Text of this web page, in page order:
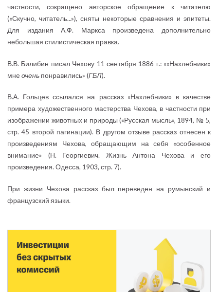
частности, сокращено авторское обращение к читателю
(«Скучно, читатель...»), сняты некоторые сравнения и эпитеты.
Для издания А.Ф. Маркса произведена дополнительно
небольшая стилистическая правка.
В.В. Билибин писал Чехову 11 сентября 1886 г.: ««Нахлебники»
мне очень понравились» (ГБЛ).
В.А. Гольцев ссылался на рассказ «Нахлебники» в качестве
примера художественного мастерства Чехова, в частности при
изображении животных и природы («Русская мысль», 1894, № 5,
стр. 45 второй пагинации). В другом отзыве рассказ отнесен к
произведениям Чехова, обращающим на себя «особенное
внимание» (Н. Георгиевич. Жизнь Антона Чехова и его
произведения. Одесса, 1903, стр. 7).
При жизни Чехова рассказ был переведен на румынский и
французский языки.